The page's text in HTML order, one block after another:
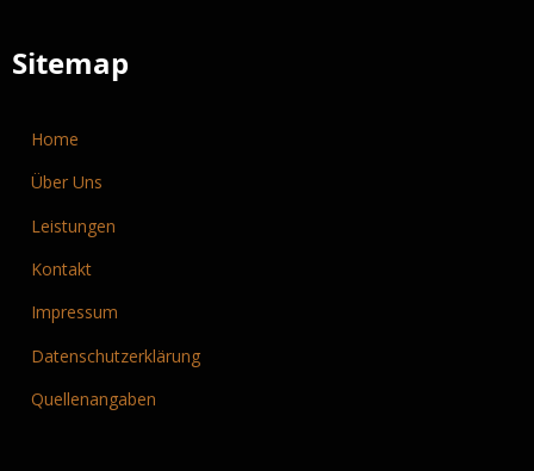
Sitemap
Home
Über Uns
Leistungen
Kontakt
Impressum
Datenschutzerklärung
Quellenangaben